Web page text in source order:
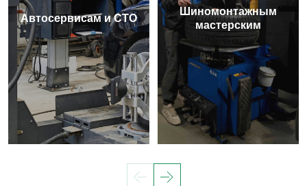
Автосервисам и СТО
Шиномонтажным
мастерским